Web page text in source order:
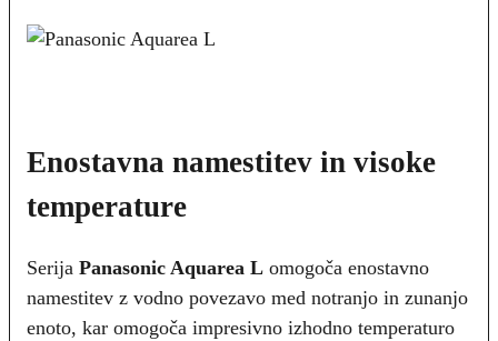
Enostavna namestitev in visoke
temperature
Serija Panasonic Aquarea L omogoča enostavno
namestitev z vodno povezavo med notranjo in zunanjo
enoto, kar omogoča impresivno izhodno temperaturo